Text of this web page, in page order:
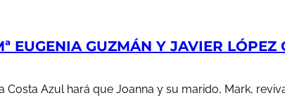
EUGENIA GUZMÁN Y JAVIER
Costa Azul hará que Joanna y su marido, Mark,